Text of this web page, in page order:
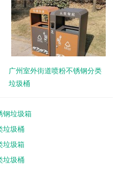
广州室外街道喷粉不锈钢分类
垃圾桶
钢垃圾箱
垃圾桶
垃圾箱
垃圾桶